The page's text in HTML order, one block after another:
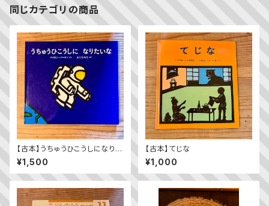
同じカテゴリの商品
【古本】うちゅうひこうしになりた
いな
¥1,500
【古本】てじな
¥1,000